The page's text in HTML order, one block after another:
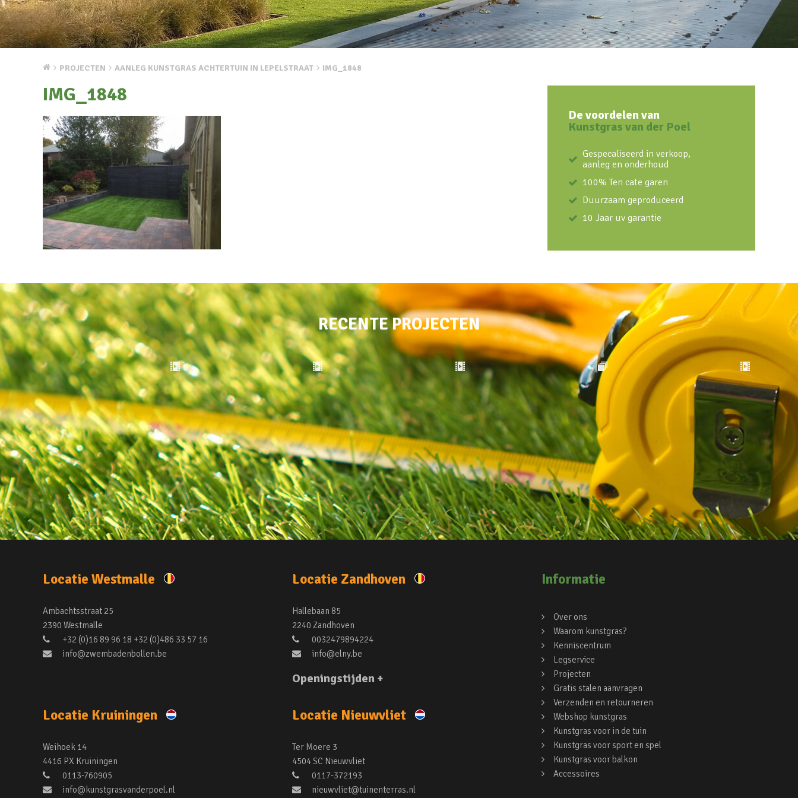
PROJECTEN AANLEG KUNSTGRAS ACHTERTUIN IN LEPELSTRAAT IMG_1848
IMG_1848
De voordelen van
Kunstgras van der Poel
Gespecaliseerd in verkoop,
aanleg en onderhoud
100% Ten cate garen
Duurzaam geproduceerd
10 Jaar uv garantie
RECENTE PROJECTEN
Locatie Westmalle
Ambachtsstraat 25
2390 Westmalle
+32 (0)16 89 96 18 +32 (0)486 33 57 16
info@zwembadenbollen.be
Locatie Zandhoven
Hallebaan 85
2240 Zandhoven
0032479894224
info@elny.be
Openingstijden +
Locatie Kruiningen
Weihoek 14
4416 PX Kruiningen
0113-760905
info@kunstgrasvanderpoel.nl
Locatie Nieuwvliet
Ter Moere 3
4504 SC Nieuwvliet
0117-372193
nieuwvliet@tuinenterras.nl
Informatie
Over ons
Waarom kunstgras?
Kenniscentrum
Legservice
Projecten
Gratis stalen aanvragen
Verzenden en retourneren
Webshop kunstgras
Kunstgras voor in de tuin
Kunstgras voor sport en spel
Kunstgras voor balkon
Accessoires